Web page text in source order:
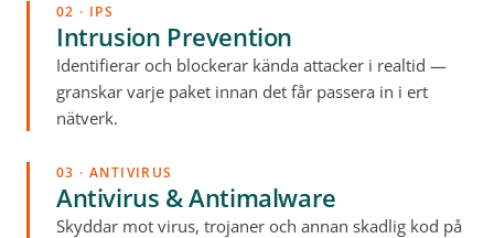
02 · IPS
Intrusion Prevention
Identifierar och blockerar kända attacker i realtid —
granskar varje paket innan det får passera in i ert
nätverk.
03 · ANTIVIRUS
Antivirus & Antimalware
Skyddar mot virus, trojaner och annan skadlig kod på